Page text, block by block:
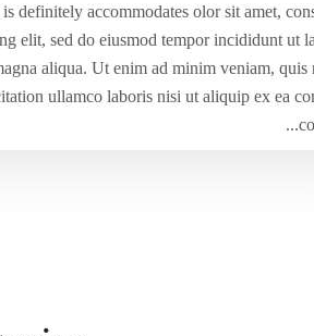
definitely accommodates olor sit amet,
elit, sed do eiusmod tempor incididunt ut
aliqua. Ut enim ad minim veniam, quis
ullamco laboris nisi ut aliquip ex ea